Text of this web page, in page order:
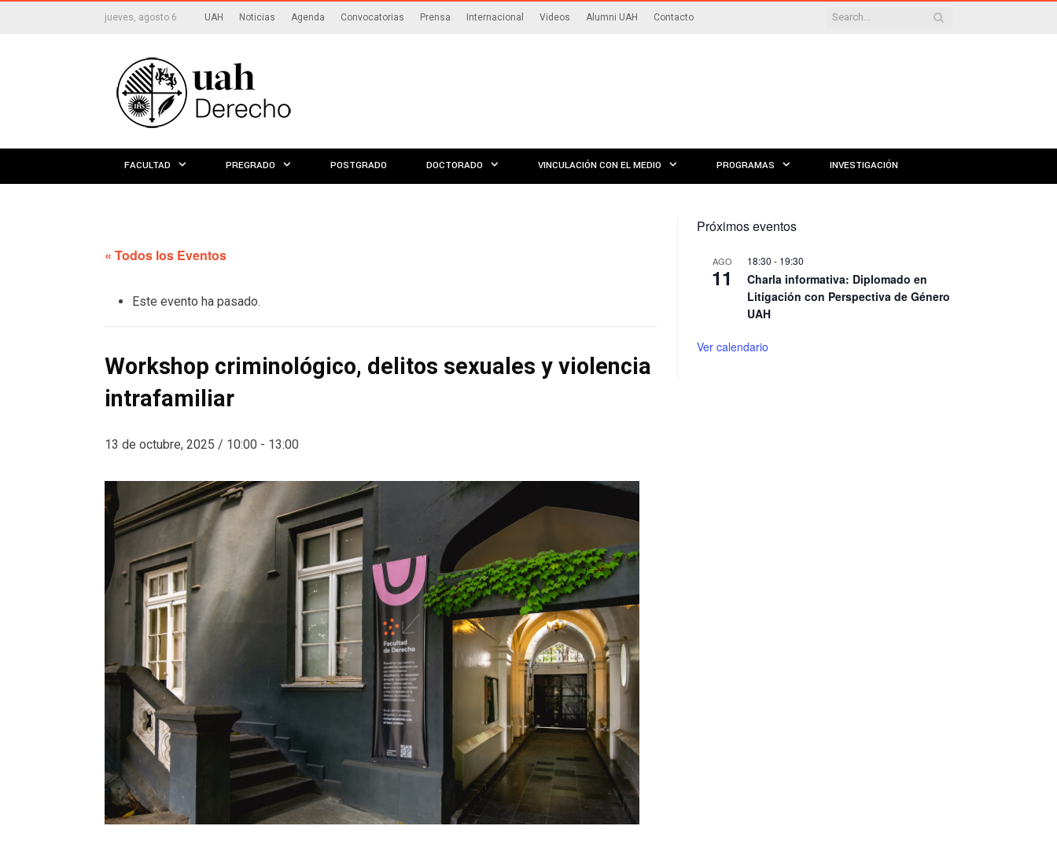
jueves, agosto 6 UAH Noticias Agenda Convocatorias Prensa Internacional Videos Alumni UAH Contacto
FACULTAD PREGRADO POSTGRADO DOCTORADO VINCULACIÓN CON EL MEDIO PROGRAMAS INVESTIGACIÓN
« Todos los Eventos
Este evento ha pasado.
Workshop criminológico, delitos sexuales y violencia
intrafamiliar
13 de octubre, 2025 / 10:00 - 13:00
Próximos eventos
AGO
11
18:30 - 19:30
Charla informativa: Diplomado en
Litigación con Perspectiva de Género
UAH
Ver calendario